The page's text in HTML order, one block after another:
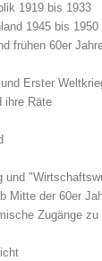
1919 bis 1933
1945 bis 1950
frühen 60er
Erster
ihre Räte
und
Mitte der 60er
Zugänge